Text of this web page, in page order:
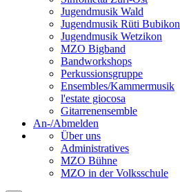
Jugendmusik Wald
Jugendmusik Rüti Bubikon
Jugendmusik Wetzikon
MZO Bigband
Bandworkshops
Perkussionsgruppe
Ensembles/Kammermusik
l'estate giocosa
Gitarrenensemble
An-/Abmelden
Über uns
Administratives
MZO Bühne
MZO in der Volksschule